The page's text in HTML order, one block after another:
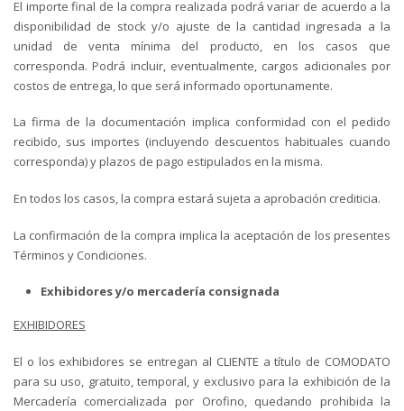
El importe final de la compra realizada podrá variar de acuerdo a la
disponibilidad de stock y/o ajuste de la cantidad ingresada a la
unidad de venta mínima del producto, en los casos que
corresponda. Podrá incluir, eventualmente, cargos adicionales por
costos de entrega, lo que será informado oportunamente.
La firma de la documentación implica conformidad con el pedido
recibido, sus importes (incluyendo descuentos habituales cuando
corresponda) y plazos de pago estipulados en la misma.
En todos los casos, la compra estará sujeta a aprobación crediticia.
La confirmación de la compra implica la aceptación de los presentes
Términos y Condiciones.
Exhibidores y/o mercadería consignada
EXHIBIDORES
El o los exhibidores se entregan al CLIENTE a título de COMODATO
para su uso, gratuito, temporal, y exclusivo para la exhibición de la
Mercadería comercializada por Orofino, quedando prohibida la